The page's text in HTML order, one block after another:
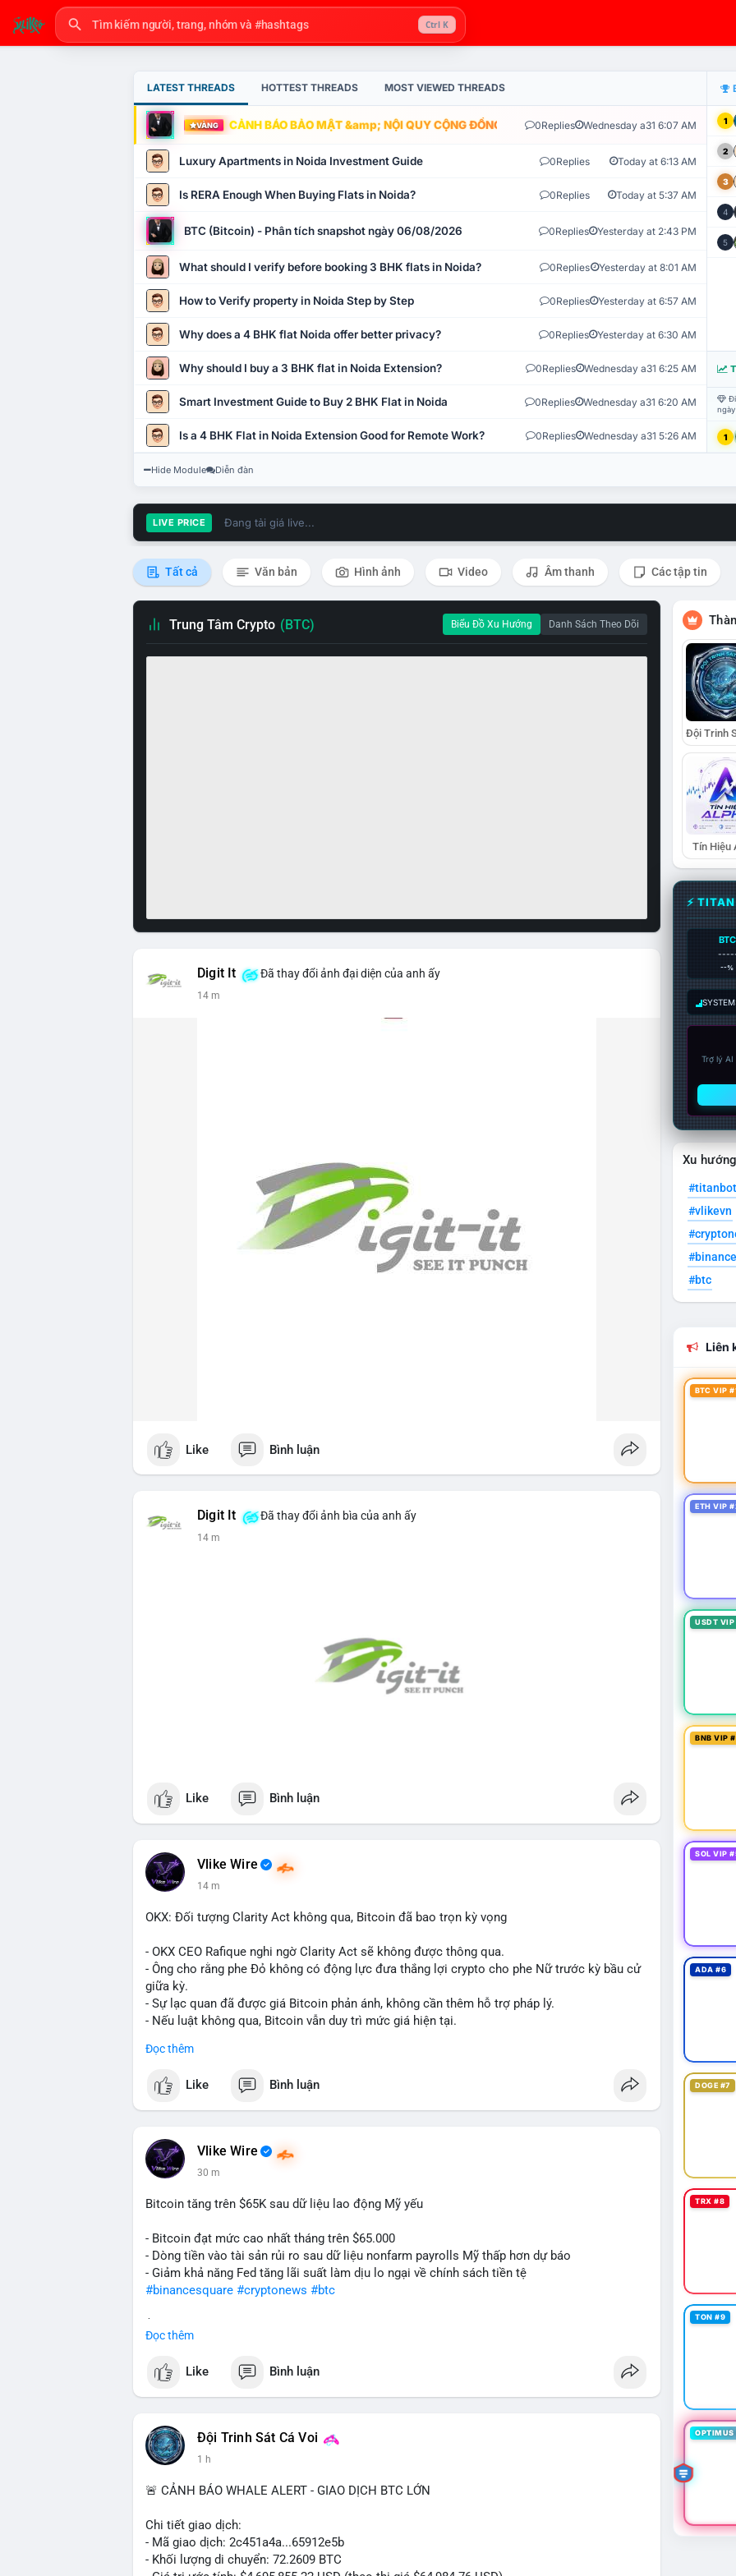
Ctrl K
LATEST THREADS HOTTEST THREADS MOST VIEWED THREADS
VÀNG CẢNH BÁO BẢO MẬT &amp; NỘI QUY CỘNG ĐỒNG VLIKE.VN: HỆ THỐNG GIÁM SÁT TỰ
0Replies Wednesday a31 6:07 AM
Luxury Apartments in Noida Investment Guide 0Replies Today at 6:13 AM
Is RERA Enough When Buying Flats in Noida? 0Replies Today at 5:37 AM
BTC (Bitcoin) - Phân tích snapshot ngày 06/08/2026 0Replies Yesterday at 2:43 PM
What should I verify before booking 3 BHK flats in Noida? 0Replies Yesterday at 8:01 AM
How to Verify property in Noida Step by Step 0Replies Yesterday at 6:57 AM
Why does a 4 BHK flat Noida offer better privacy? 0Replies Yesterday at 6:30 AM
Why should I buy a 3 BHK flat in Noida Extension? 0Replies Wednesday a31 6:25 AM
Smart Investment Guide to Buy 2 BHK Flat in Noida 0Replies Wednesday a31 6:20 AM
Is a 4 BHK Flat in Noida Extension Good for Remote Work? 0Replies Wednesday a31 5:26 AM
1
2
3
4
5
1
Hide Module Diễn đàn
LIVE PRICE Đang tải giá live...
Tất cả Văn bản Hình ảnh Video Âm thanh Các tập tin
Trung Tâm Crypto (BTC) Biểu Đồ Xu Hướng Danh Sách Theo Dõi
Digit It Đã thay đổi ảnh đại diện của anh ấy
14 m
Like Bình luận
Digit It Đã thay đổi ảnh bìa của anh ấy
14 m
Like Bình luận
Vlike Wire
14 m
OKX: Đối tượng Clarity Act không qua, Bitcoin đã bao trọn kỳ vọng
- OKX CEO Rafique nghi ngờ Clarity Act sẽ không được thông qua.
- Ông cho rằng phe Đỏ không có động lực đưa thắng lợi crypto cho phe Nữ trước kỳ bầu cử
giữa kỳ.
- Sự lạc quan đã được giá Bitcoin phản ánh, không cần thêm hỗ trợ pháp lý.
- Nếu luật không qua, Bitcoin vẫn duy trì mức giá hiện tại.
#binancesquare
$btc
📰 Nguồn: CoinDesk
Đọc thêm
Like Bình luận
Vlike Wire
30 m
Bitcoin tăng trên $65K sau dữ liệu lao động Mỹ yếu
- Bitcoin đạt mức cao nhất tháng trên $65.000
- Dòng tiền vào tài sản rủi ro sau dữ liệu nonfarm payrolls Mỹ thấp hơn dự báo
- Giảm khả năng Fed tăng lãi suất làm dịu lo ngại về chính sách tiền tệ
#binancesquare #cryptonews #btc
📰 Nguồn: Cointelegraph
Đọc thêm
Like Bình luận
Đội Trinh Sát Cá Voi
1 h
🚨 CẢNH BÁO WHALE ALERT - GIAO DỊCH BTC LỚN
Chi tiết giao dịch:
- Mã giao dịch: 2c451a4a...65912e5b
- Khối lượng di chuyển: 72.2609 BTC
Tín Hiệu
⚡
BTC
--%
Trợ lý
Xu
#titanbot
#vlikevn
#btc
Liên
BTC VIP
ETH VIP
USDT
BNB VIP
SOL VIP
ADA #6
DOGE #7
TRX #8
TON #9
OPTIMUS